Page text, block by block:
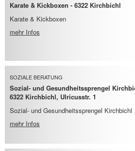
Karate & Kickboxen - 6322 Kirchbichl
Karate & Kickboxen
mehr Infos
SOZIALE BERATUNG
Sozial- und Gesundheitssprengel
6322 Kirchbichl, Ulricusstr. 1
Sozial- und Gesundheitssprengel Kirchbichl
mehr Infos